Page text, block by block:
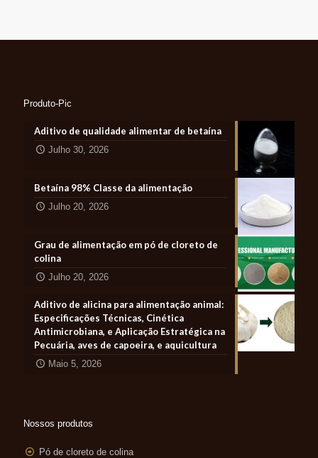
Produto-Pic
Aditivo de qualidade alimentar de betaína
Julho 30, 2026
Betaína 98% Classe da alimentação
Julho 20, 2026
Grau de alimentação em pó de cloreto de
colina
Julho 20, 2026
Aditivo de alicina para alimentação animal:
Especificações Técnicas, Cinética
Antimicrobiana, e Aplicação Estratégica na
Pecuária, aves de capoeira, e aquicultura
Maio 5, 2026
Nossos produtos
Pó de cloreto de colina